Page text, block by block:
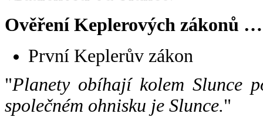
Ověření Keplerových zákonů …
První Keplerův zákon
"Planety obíhají kolem Slunce
společném ohnisku je Slunce."